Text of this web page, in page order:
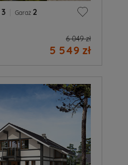
3 Garaż 2
6 049 zł
5 549 zł